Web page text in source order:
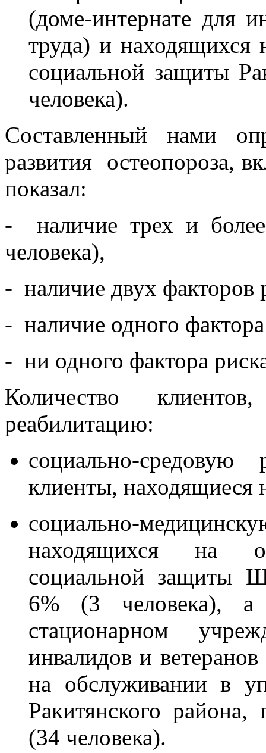
(доме-интернате для
труда) и находящихся
социальной защиты
человека).
Составленный нами
развития остеопороза,
показал:
- наличие трех и
человека),
- наличие двух факторов
- наличие одного
- ни одного фактора
Количество
реабилитацию:
социально-
клиенты, находящиеся
социально-
находящихся на
социальной защиты
6% (3 человека),
стационарном
инвалидов и
на обслуживании в
Ракитянского
(34 человека).